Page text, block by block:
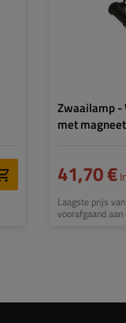
Zwaailamp -
met
41,70 €
Laagste prijs
voorafgaand